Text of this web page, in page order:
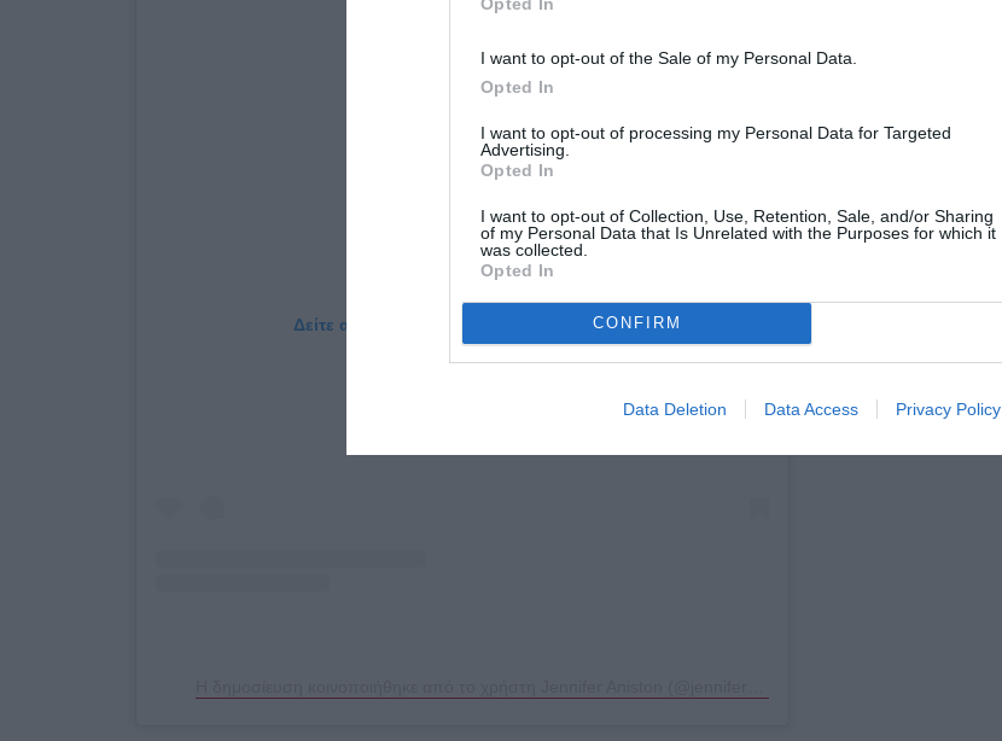
I want to opt-out of the Sale of my Personal Data.
Opted In
I want to opt-out of processing my Personal Data for Targeted
Advertising.
Opted In
I want to opt-out of Collection, Use, Retention, Sale, and/or Sharing
of my Personal Data that Is Unrelated with the Purposes for which it
was collected.
Opted In
CONFIRM
Data Deletion Data Access Privacy Policy
Δείτε αυτή τη δημοσίευση στο Instagram.